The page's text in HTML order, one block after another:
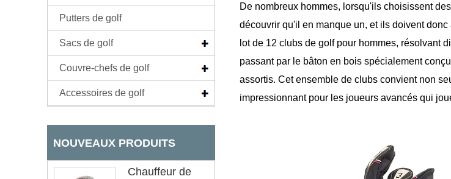
Putters de golf
Sacs de golf
Couvre-chefs de golf
Accessoires de golf
NOUVEAUX PRODUITS
Chauffeur de
De nombreux hommes, lorsqu'ils choisissent
découvrir qu'il en manque un, et ils doivent
lot de 12 clubs de golf pour hommes, résolvant
passant par le bâton en bois spécialement
assortis. Cet ensemble de clubs convient non
impressionnant pour les joueurs avancés qui